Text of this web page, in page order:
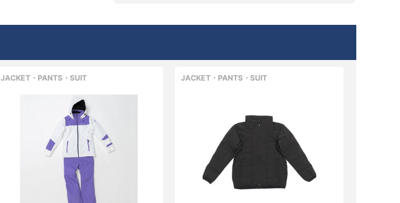
JACKET・PANTS・SUIT JACKET・PANTS・SUIT